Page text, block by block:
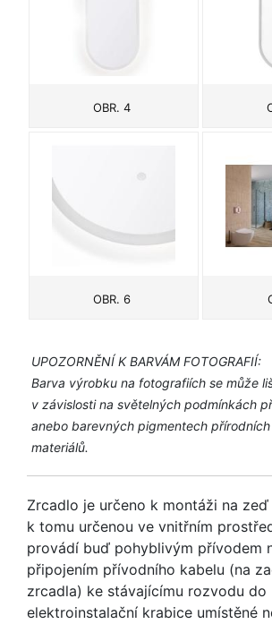
OBR. 4
OBR. 6
UPOZORNĚNÍ K BARVÁM FOTOGRAFIÍ:
Barva výrobku na fotografiích se může
v závislosti na světelných podmínkách
anebo barevných pigmentech
materiálů.
Zrcadlo je určeno k montáži na
k tomu určenou ve vnitřním
provádí buď pohyblivým přívodem
připojením přívodního kabelu (na
zrcadla) ke stávajícímu rozvodu do
elektroinstalační krabice umístěné